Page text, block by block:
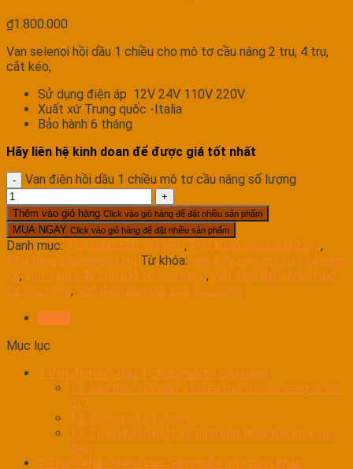
₫1.800.000
Van selenoi hồi dầu 1 chiều cho mô tơ cầu nâng 2 trụ, 4 trụ,
cắt kéo,
Sử dụng điện áp 12V 24V 110V 220V
Xuất xứ Trung quốc -Italia
Bảo hành 6 tháng
Hãy liên hệ kinh doan để được giá tốt nhất
Van điện hồi dầu 1 chiều mô tơ cầu nâng số lượng
Thêm vào giỏ hàng Click vào giỏ hàng để đặt nhiều sản phẩm
MUA NGAY Click vào giỏ hàng để đặt nhiều sản phẩm
Danh mục: Phụ tùng cầu cắt kéo, Phụ tùng cầu nâng 2 trụ,
Phụ tùng cầu nâng 4 trụ Từ khóa: van 24V cho mô tơ cầu nâng
cũ, van điện 24v cho mô tơ cầu nâng, van điện điều khiển mô
tơ cầu nâng, Van điện selenoi cho cầu nâng
Mục lục
1 Van điện hồi dầu 1 chiều mô tơ cầu nâng
1.1 Van điện hồi dầu 1 chiều mô tơ cầu nâng là cái
gì ?
1.2 Thông số kỹ thuật
1.3 Tham khảo một số hình ảnh thay thế cho van
điện
2 Tham khảo thêm các Sản phẩm phụ tùng khác